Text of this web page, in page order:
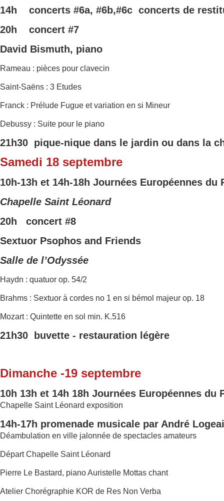
14h concerts #6a, #6b,#6c concerts de
20h concert #7
David Bismuth, piano
Rameau : pièces pour clavecin
Saint-Saëns : 3 Etudes
Franck : Prélude Fugue et variation en si Mineur
Debussy : Suite pour le piano
21h30 pique-nique dans le jardin ou dans la
Samedi 18 septembre
10h-13h et 14h-18h Journées Européennes du
Chapelle Saint Léonard
20h concert #8
Sextuor Psophos and Friends
Salle de l’Odyssée
Haydn : quatuor op. 54/2
Brahms : Sextuor à cordes no 1 en si bémol majeur op. 18
Mozart : Quintette en sol min. K.516
21h30 buvette - restauration légère
Dimanche -19 septembre
10h 13h et 14h 18h Journées Européennes du
Chapelle Saint Léonard exposition
14h-17h promenade musicale par André
Déambulation en ville jalonnée de spectacles amateurs
Départ Chapelle Saint Léonard
Pierre Le Bastard, piano Auristelle Mottas chant
Atelier Chorégraphie KOR de Res Non Verba